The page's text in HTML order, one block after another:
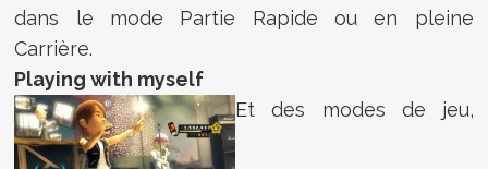
dans le mode Partie Rapide ou en pleine
Carrière.
Playing with myself
Et des modes de jeu,